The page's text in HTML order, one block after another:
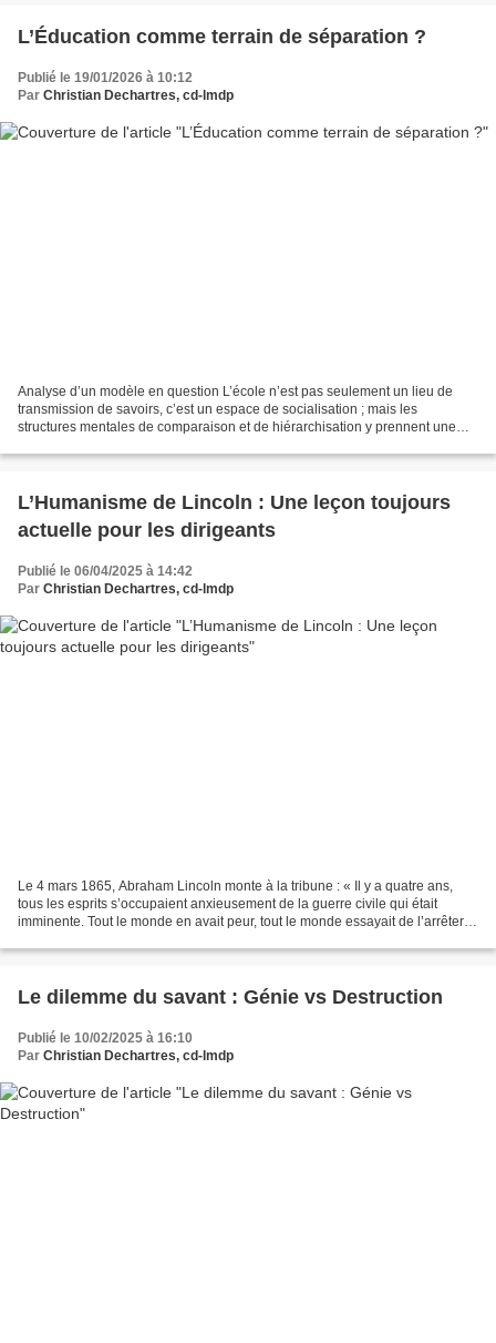
L’Éducation comme terrain de séparation ?
Publié le 19/01/2026 à 10:12
Par Christian Dechartres, cd-lmdp
Analyse d’un modèle en question L’école n’est pas seulement un lieu de
transmission de savoirs, c’est un espace de socialisation ; mais les
structures mentales de comparaison et de hiérarchisation y prennent une
L’Humanisme de Lincoln : Une leçon toujours
actuelle pour les dirigeants
Publié le 06/04/2025 à 14:42
Par Christian Dechartres, cd-lmdp
Le 4 mars 1865, Abraham Lincoln monte à la tribune : « Il y a quatre ans,
tous les esprits s’occupaient anxieusement de la guerre civile qui était
imminente. Tout le monde en avait peur, tout le monde essayait de l’arrêter,
Le dilemme du savant : Génie vs Destruction
Publié le 10/02/2025 à 16:10
Par Christian Dechartres, cd-lmdp